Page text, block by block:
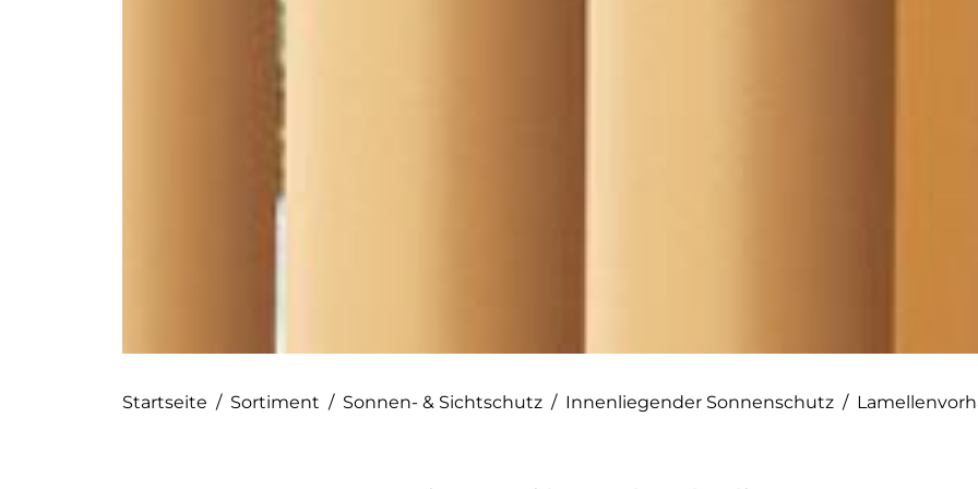
Startseite / Sortiment / Sonnen- & Sichtschutz / Innenliegender Sonnenschutz /